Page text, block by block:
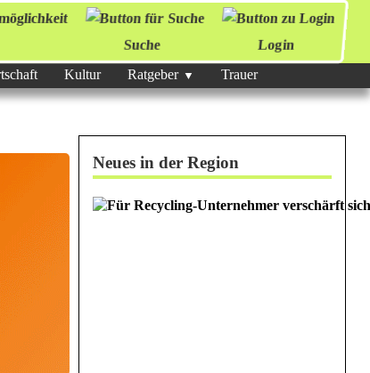
Suche
Login
Kultur Ratgeber Trauer
Neues in der Region